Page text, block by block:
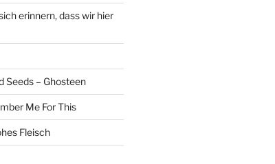
erinnern, dass wir hier
Seeds – Ghosteen
Me For This
Fleisch